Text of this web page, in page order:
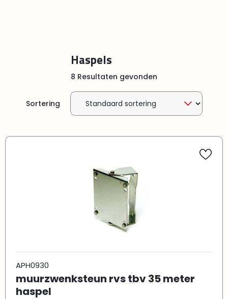
Haspels
8 Resultaten gevonden
Sortering
APH0930
muurzwenksteun rvs tbv 35 meter
haspel